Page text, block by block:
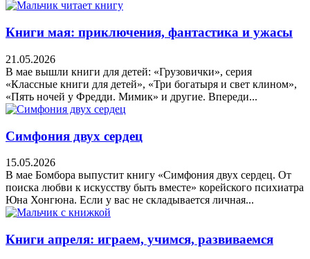
Книги мая: приключения, фантастика и ужасы
21.05.2026
В мае вышли книги для детей: «Грузовички», серия
«Классные книги для детей», «Три богатыря и свет клином»,
«Пять ночей у Фредди. Мимик» и другие. Впереди...
Симфония двух сердец
15.05.2026
В мае Бомбора выпустит книгу «Симфония двух сердец. От
поиска любви к искусству быть вместе» корейского психиатра
Юна Хонгюна. Если у вас не складывается личная...
Книги апреля: играем, учимся, развиваемся